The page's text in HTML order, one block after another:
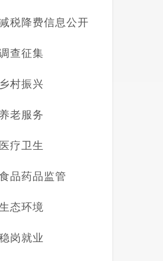
税降费信息公开
查征集
乡村振兴
养老服务
医疗卫生
品药品监管
态环境
岗就业